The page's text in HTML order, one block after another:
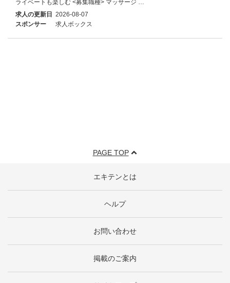
ライベートも楽しむ <募集職種> マッサージ …
求人の更新日 2026-08-07
スポンサー
求人ボックス
PAGE TOP
エキテンとは
ヘルプ
お問い合わせ
掲載のご案内